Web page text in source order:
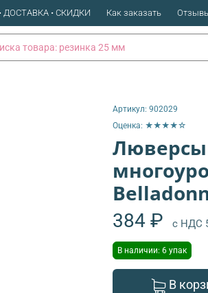
• СКИДКИ Как заказать
Артикул: 902029
Оценка: ★★★★☆
384 ₽ с НДС
В наличии: 6 упак
В